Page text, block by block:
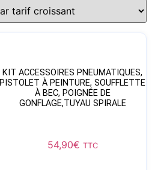
KIT ACCESSOIRES PNEUMATIQUES,
PISTOLET À PEINTURE, SOUFFLETTE
À BEC, POIGNÉE DE
GONFLAGE,TUYAU SPIRALE
54,90€ TTC